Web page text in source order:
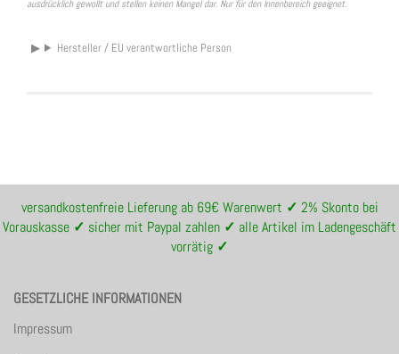
ausdrücklich gewollt und stellen keinen Mangel dar. Nur für den Innenbereich geeignet.
Hersteller / EU verantwortliche Person
versandkostenfreie Lieferung ab 69€ Warenwert ✓ 2% Skonto bei
Vorauskasse ✓ sicher mit Paypal zahlen ✓ alle Artikel im Ladengeschäft
vorrätig ✓
GESETZLICHE INFORMATIONEN
Impressum